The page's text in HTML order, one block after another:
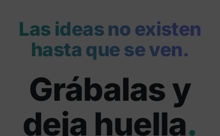
Las ideas no existen
hasta que se ven.
Grábalas y
deja huella.